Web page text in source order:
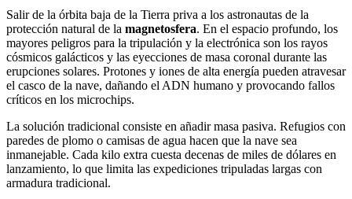
Salir de la órbita baja de la Tierra priva a los astronautas de la
protección natural de la magnetosfera. En el espacio profundo, los
mayores peligros para la tripulación y la electrónica son los rayos
cósmicos galácticos y las eyecciones de masa coronal durante las
erupciones solares. Protones y iones de alta energía pueden atravesar
el casco de la nave, dañando el ADN humano y provocando fallos
críticos en los microchips.
La solución tradicional consiste en añadir masa pasiva. Refugios con
paredes de plomo o camisas de agua hacen que la nave sea
inmanejable. Cada kilo extra cuesta decenas de miles de dólares en
lanzamiento, lo que limita las expediciones tripuladas largas con
armadura tradicional.